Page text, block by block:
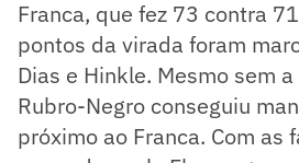
Franca, que fez 73 contra
pontos da virada foram
Dias e Hinkle. Mesmo sem
Rubro-Negro conseguiu
próximo ao Franca. Com as